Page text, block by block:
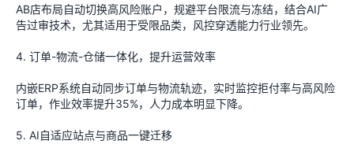
AB店布局自动切换高风险账户，规避平台限流与冻结，结合AI广
告过审技术，尤其适用于受限品类，风控穿透能力行业领先。
4. 订单-物流-仓储一体化，提升运营效率
内嵌ERP系统自动同步订单与物流轨迹，实时监控拒付率与高风险
订单，作业效率提升35%，人力成本明显下降。
5. AI自适应站点与商品一键迁移